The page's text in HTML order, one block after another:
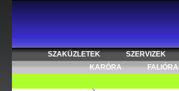
SZAKÜZLETEK SZERVIZEK
KARÓRA
FALIÓRA